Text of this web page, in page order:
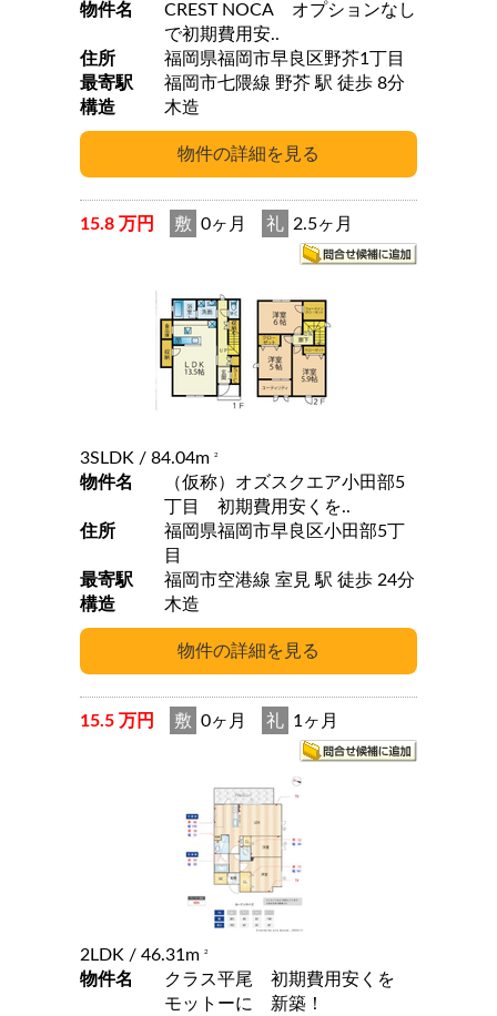
物件名
CREST NOCA オプションなし
で初期費用安..
住所
福岡県福岡市早良区野芥1丁目
最寄駅
福岡市七隈線 野芥 駅 徒歩 8分
構造
木造
15.8 万円 敷 0ヶ月 礼 2.5ヶ月
3SLDK / 84.04m 2
物件名
（仮称）オズスクエア小田部5
丁目 初期費用安くを..
住所
福岡県福岡市早良区小田部5丁
目
最寄駅
福岡市空港線 室見 駅 徒歩 24分
構造
木造
15.5 万円 敷 0ヶ月 礼 1ヶ月
2LDK / 46.31m 2
物件名
クラス平尾 初期費用安くを
モットーに 新築！